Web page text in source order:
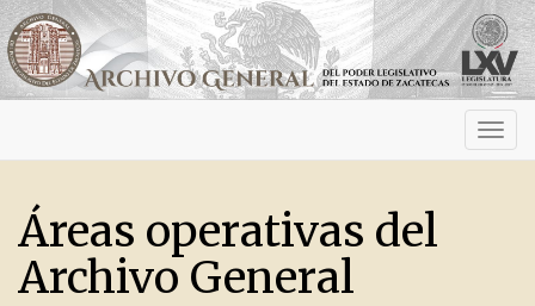
Áreas operativas del
Archivo General